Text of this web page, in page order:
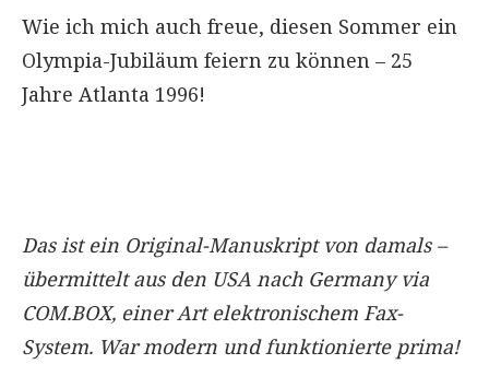
Wie ich mich auch freue, diesen Sommer ein
Olympia-Jubiläum feiern zu können – 25
Jahre Atlanta 1996!
Das ist ein Original-Manuskript von damals –
übermittelt aus den USA nach Germany via
COM.BOX, einer Art elektronischem Fax-
System. War modern und funktionierte prima!